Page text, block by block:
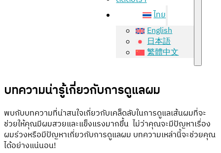
ไทย
English
日本語
繁體中文
บทความน่ารู้เกี่ยวกับการดูแลผม
พบกับบทความที่น่าสนใจเกี่ยวกับเคล็ดลับในการดูแลเส้นผมที่จะ
ช่วยให้คุณมีผมสวยและแข็งแรงมากขึ้น ไม่ว่าคุณจะมีปัญหาเรื่อง
ผมร่วงหรือมีปัญหาเกี่ยวกับการดูแลผม บทความเหล่านี้จะช่วยคุณ
ได้อย่างแน่นอน!